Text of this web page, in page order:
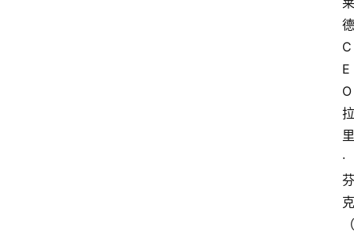
德
C
E
O
拉
里
·
芬
克
（